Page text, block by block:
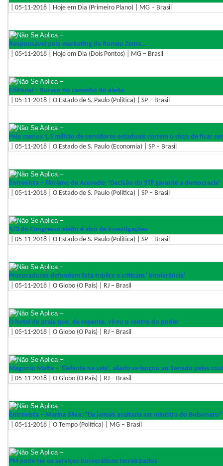
| 05-11-2018 | Hoje em Dia (Primeiro Plano) | MG – Brasil
–
Responsável pelo marketing de Romeu Zema…
| 05-11-2018 | Hoje em Dia (Dois Pontos) | MG – Brasil
–
Editorial – Buraco no caminho do eleito
| 05-11-2018 | O Estado de S. Paulo (Política) | SP – Brasil
–
Pelo menos 1,5 milhão de servidores estaduais correm o risco de ficar
| 05-11-2018 | O Estado de S. Paulo (Economia) | SP – Brasil
–
Entrevista – Floriano de Azevedo: 'Decisão do STF garante a democracia'
| 05-11-2018 | O Estado de S. Paulo (Política) | SP – Brasil
–
1/3 do Congresso eleito é alvo de investigações
| 05-11-2018 | O Estado de S. Paulo (Política) | SP – Brasil
–
Procuradores defendem lista tríplice e criticam ' intolerância'
| 05-11-2018 | O Globo (O País) | RJ – Brasil
–
O hotel de praia que, de repente, virou o centro do poder
| 05-11-2018 | O Globo (O País) | RJ – Brasil
–
Magnolo Malta – 'Elefante na sala', aliado se lançou ao Senado pelas
| 05-11-2018 | O Globo (O País) | RJ – Brasil
–
Entrevista – Marina Silva: "Eu jamais aceitaria ser ministra do Bolsonaro"
| 05-11-2018 | O Tempo (Política) | MG – Brasil
–
PM pode ter os serviços burocráticos terceirizados